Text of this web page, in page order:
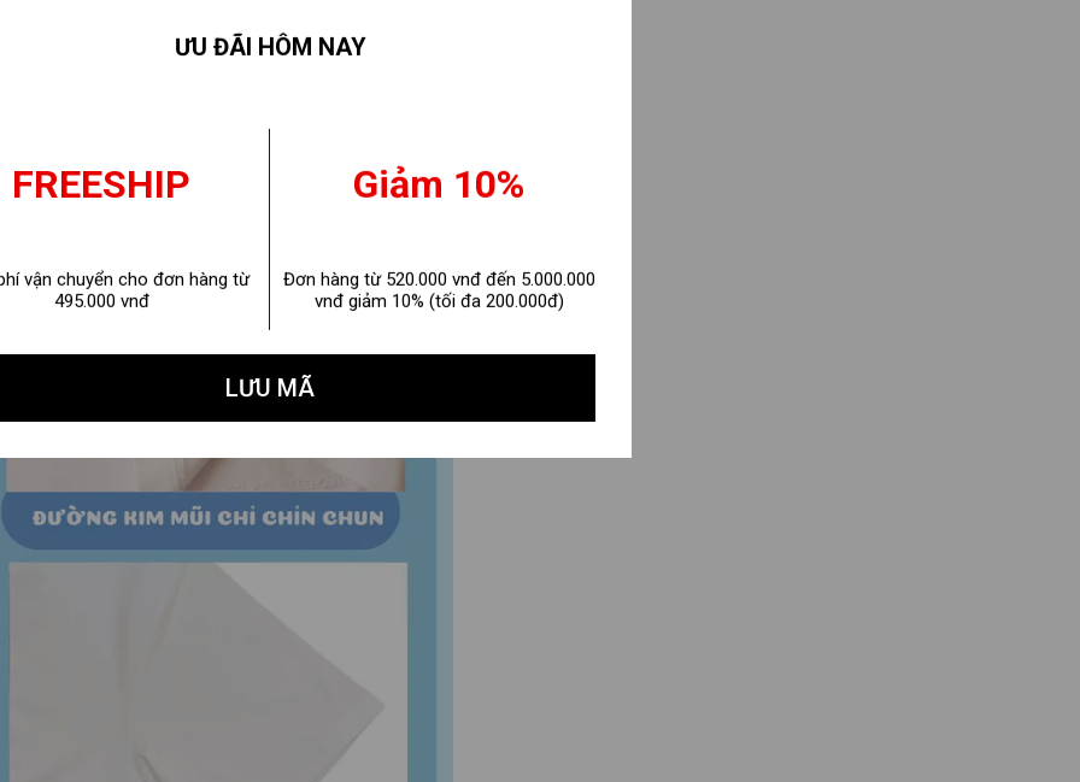
ƯU ĐÃI HÔM NAY
FREESHIP
vận chuyển cho đơn hàng từ
495.000 vnđ
Giảm 10%
Đơn hàng từ 520.000 vnđ đến 5.000.000
vnđ giảm 10% (tối đa 200.000đ)
LƯU MÃ